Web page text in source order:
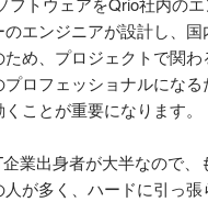
エンジニアが設計し、国
め、プロジェクトで関わ
ロフェッショナルになる
ことが重要になります。
業出身者が大半なので、
が多く、ハードに引っ張